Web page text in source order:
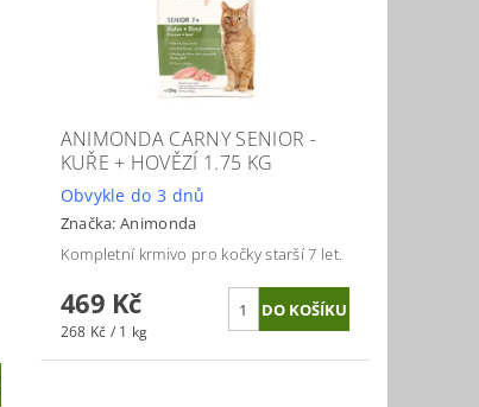
ANIMONDA CARNY SENIOR -
KUŘE + HOVĚZÍ 1.75 KG
Obvykle do 3 dnů
Značka:Animonda
Kompletní krmivo pro kočky starší 7 let.
469 Kč
268 Kč / 1 kg